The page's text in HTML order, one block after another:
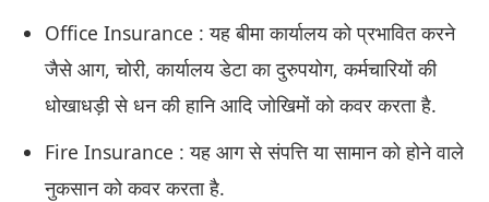
Office Insurance : यह बीमा कार्यालय को प्रभावित करने
जैसे आग, चोरी, कार्यालय डेटा का दुरुपयोग, कर्मचारियों की
धोखाधड़ी से धन की हानि आदि जोखिमों को कवर करता है.
Fire Insurance : यह आग से संपत्ति या सामान को होने वाले
नुकसान को कवर करता है.